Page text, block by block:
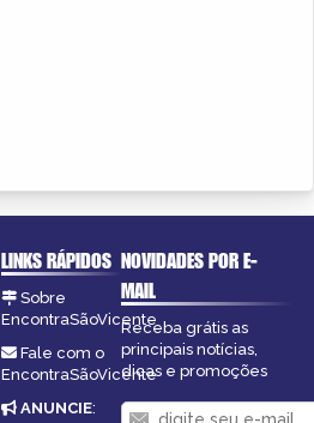
LINKS RÁPIDOS
Sobre
EncontraSãoVicente
Fale com o
EncontraSãoVicente
ANUNCIE:
NOVIDADES POR E-
MAIL
Receba grátis as
principais notícias,
dicas e promoções